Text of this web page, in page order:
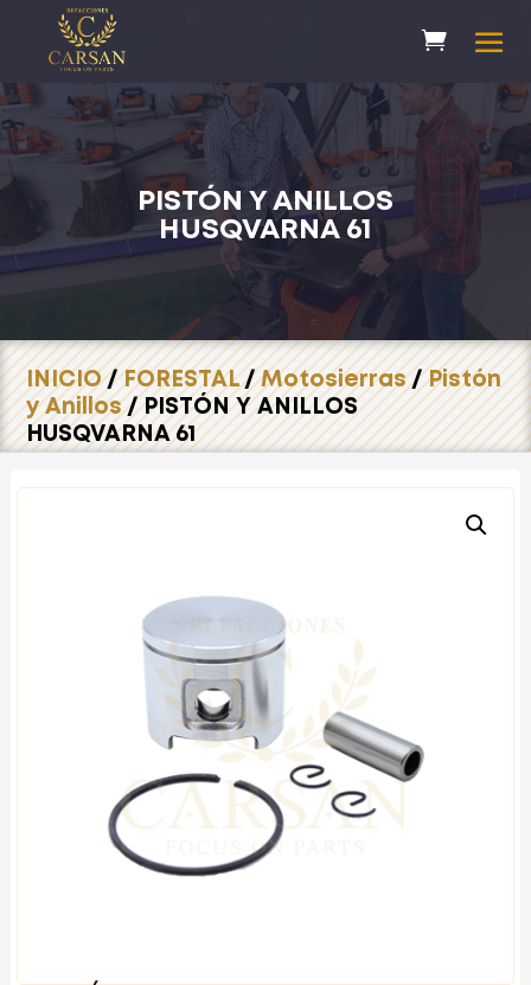
PISTÓN Y ANILLOS
HUSQVARNA 61
INICIO/FORESTAL/Motosierras/Pistón
y Anillos/ PISTÓN Y ANILLOS
HUSQVARNA 61